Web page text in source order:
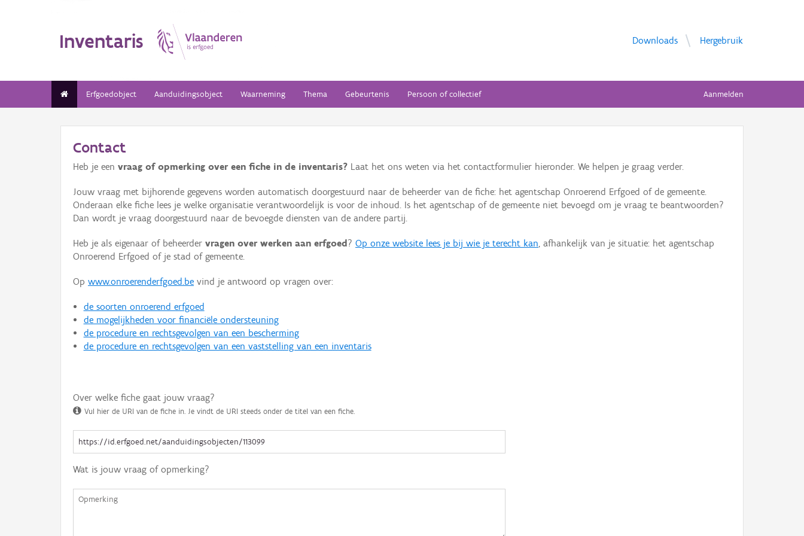
Inventaris Downloads Hergebruik
Erfgoedobject Aanduidingsobject Waarneming Thema Gebeurtenis Persoon of collectief Aanmelden
Contact
Heb je een vraag of opmerking over een fiche in de inventaris? Laat het ons weten via het contactformulier hieronder. We helpen je graag verder.
Jouw vraag met bijhorende gegevens worden automatisch doorgestuurd naar de beheerder van de fiche: het agentschap Onroerend Erfgoed of de gemeente.
Onderaan elke fiche lees je welke organisatie verantwoordelijk is voor de inhoud. Is het agentschap of de gemeente niet bevoegd om je vraag te beantwoorden?
Dan wordt je vraag doorgestuurd naar de bevoegde diensten van de andere partij.
Heb je als eigenaar of beheerder vragen over werken aan erfgoed ? Op onze website lees je bij wie je terecht kan, afhankelijk van je situatie: het agentschap
Onroerend Erfgoed of je stad of gemeente.
Op www.onroerenderfgoed.be vind je antwoord op vragen over:
de soorten onroerend erfgoed
de mogelijkheden voor financiële ondersteuning
de procedure en rechtsgevolgen van een bescherming
de procedure en rechtsgevolgen van een vaststelling van een inventaris
Over welke fiche gaat jouw vraag?
Vul hier de URI van de fiche in. Je vindt de URI steeds onder de titel van een fiche.
Wat is jouw vraag of opmerking?